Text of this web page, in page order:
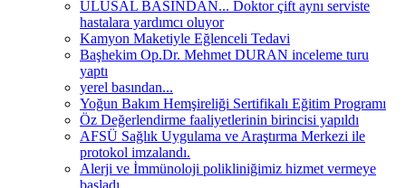
ULUSAL BASINDAN... Doktor çift aynı serviste
hastalara yardımcı oluyor
Kamyon Maketiyle Eğlenceli Tedavi
Başhekim Op.Dr. Mehmet DURAN inceleme turu
yaptı
yerel basından...
Yoğun Bakım Hemşireliği Sertifikalı Eğitim Programı
Öz Değerlendirme faaliyetlerinin birincisi yapıldı
AFSÜ Sağlık Uygulama ve Araştırma Merkezi ile
protokol imzalandı.
Alerji ve İmmünoloji polikliniğimiz hizmet vermeye
başladı